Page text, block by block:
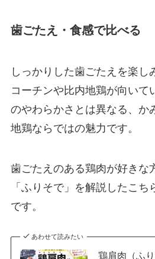
歯ごたえ・食感で比べる
しっかりした歯ごたえを楽し
コーチンや比内地鶏が向いて
のやわらかさとは異なる、か
地鶏ならではの魅力です。
歯ごたえのある鶏肉が好きな
「ふりそで」を解説したこ
です。
あわせて読みたい
鶏肩肉（ふ